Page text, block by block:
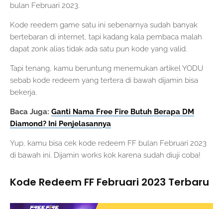
bulan Februari 2023.
Kode reedem game satu ini sebenarnya sudah banyak
bertebaran di internet, tapi kadang kala pembaca malah
dapat zonk alias tidak ada satu pun kode yang valid.
Tapi tenang, kamu beruntung menemukan artikel YODU
sebab kode redeem yang tertera di bawah dijamin bisa
bekerja.
Baca Juga: Ganti Nama Free Fire Butuh Berapa DM
Diamond? Ini Penjelasannya
Yup, kamu bisa cek kode redeem FF bulan Februari 2023
di bawah ini. Dijamin works kok karena sudah diuji coba!
Kode Redeem FF Februari 2023 Terbaru